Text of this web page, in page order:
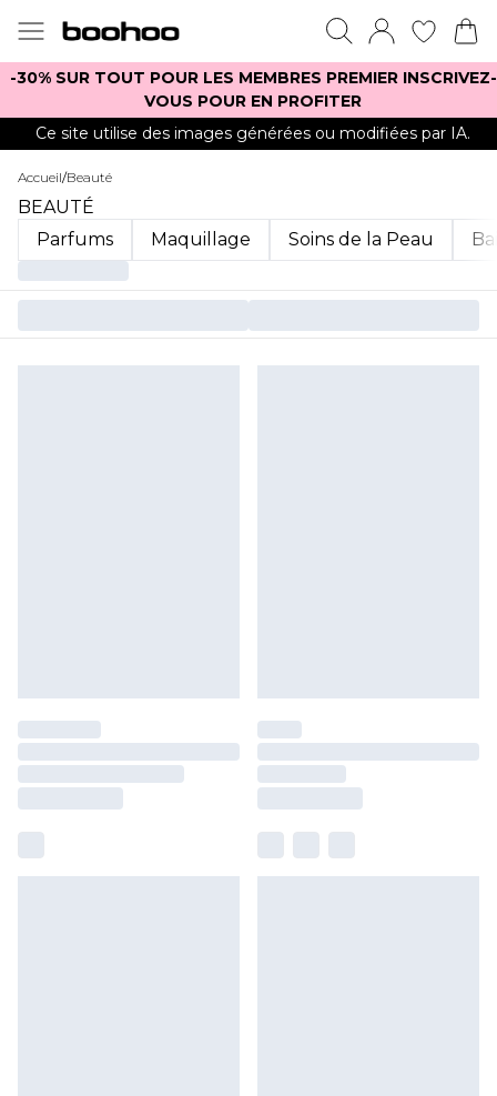
-30% SUR TOUT POUR LES MEMBRES PREMIER INSCRIVEZ-
VOUS POUR EN PROFITER
Ce site utilise des images générées ou modifiées par IA.
Accueil/Beauté
BEAUTÉ
Parfums
Maquillage Soins de la Peau